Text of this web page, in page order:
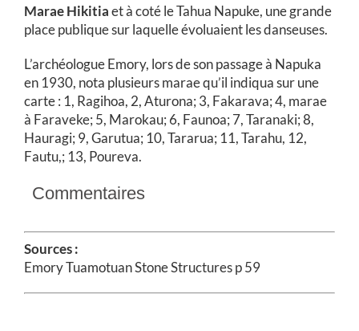
Marae Hikitiaet à coté le Tahua Napuke, une grande
place publique sur laquelle évoluaient les danseuses.
L’archéologue Emory, lors de son passage à Napuka
en 1930, nota plusieurs marae qu’il indiqua sur une
carte : 1, Ragihoa, 2, Aturona; 3, Fakarava; 4, marae
à Faraveke; 5, Marokau; 6, Faunoa; 7, Taranaki; 8,
Hauragi; 9, Garutua; 10, Tararua; 11, Tarahu, 12,
Fautu,; 13, Poureva.
Commentaires
Sources :
Emory Tuamotuan Stone Structures p 59